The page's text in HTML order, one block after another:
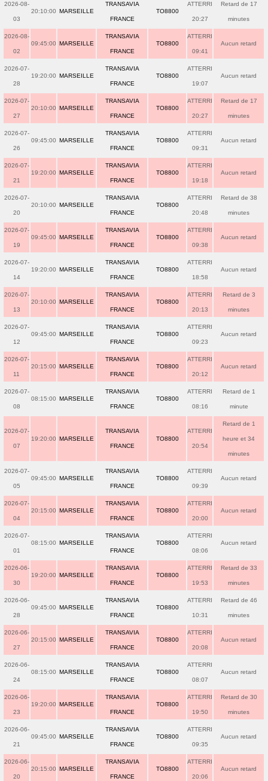
2026-08-
03
20:10:00 MARSEILLE
TRANSAVIA
FRANCE
TO8800
ATTERRI
20:27
Retard de 17
minutes
2026-08-
02
09:45:00 MARSEILLE
TRANSAVIA
FRANCE
TO8800
ATTERRI
09:41
Aucun retard
2026-07-
28
19:20:00 MARSEILLE
TRANSAVIA
FRANCE
TO8800
ATTERRI
19:07
Aucun retard
2026-07-
27
20:10:00 MARSEILLE
TRANSAVIA
FRANCE
TO8800
ATTERRI
20:27
Retard de 17
minutes
2026-07-
26
09:45:00 MARSEILLE
TRANSAVIA
FRANCE
TO8800
ATTERRI
09:31
Aucun retard
2026-07-
21
19:20:00 MARSEILLE
TRANSAVIA
FRANCE
TO8800
ATTERRI
19:18
Aucun retard
2026-07-
20
20:10:00 MARSEILLE
TRANSAVIA
FRANCE
TO8800
ATTERRI
20:48
Retard de 38
minutes
2026-07-
19
09:45:00 MARSEILLE
TRANSAVIA
FRANCE
TO8800
ATTERRI
09:38
Aucun retard
2026-07-
14
19:20:00 MARSEILLE
TRANSAVIA
FRANCE
TO8800
ATTERRI
18:58
Aucun retard
2026-07-
13
20:10:00 MARSEILLE
TRANSAVIA
FRANCE
TO8800
ATTERRI
20:13
Retard de 3
minutes
2026-07-
12
09:45:00 MARSEILLE
TRANSAVIA
FRANCE
TO8800
ATTERRI
09:23
Aucun retard
2026-07-
11
20:15:00 MARSEILLE
TRANSAVIA
FRANCE
TO8800
ATTERRI
20:12
Aucun retard
2026-07-
08
08:15:00 MARSEILLE
TRANSAVIA
FRANCE
TO8800
ATTERRI
08:16
Retard de 1
minute
2026-07-
07
19:20:00 MARSEILLE
TRANSAVIA
FRANCE
TO8800
ATTERRI
20:54
Retard de 1
heure et 34
minutes
2026-07-
05
09:45:00 MARSEILLE
TRANSAVIA
FRANCE
TO8800
ATTERRI
09:39
Aucun retard
2026-07-
04
20:15:00 MARSEILLE
TRANSAVIA
FRANCE
TO8800
ATTERRI
20:00
Aucun retard
2026-07-
01
08:15:00 MARSEILLE
TRANSAVIA
FRANCE
TO8800
ATTERRI
08:06
Aucun retard
2026-06-
30
19:20:00 MARSEILLE
TRANSAVIA
FRANCE
TO8800
ATTERRI
19:53
Retard de 33
minutes
2026-06-
28
09:45:00 MARSEILLE
TRANSAVIA
FRANCE
TO8800
ATTERRI
10:31
Retard de 46
minutes
2026-06-
27
20:15:00 MARSEILLE
TRANSAVIA
FRANCE
TO8800
ATTERRI
20:08
Aucun retard
2026-06-
24
08:15:00 MARSEILLE
TRANSAVIA
FRANCE
TO8800
ATTERRI
08:07
Aucun retard
2026-06-
23
19:20:00 MARSEILLE
TRANSAVIA
FRANCE
TO8800
ATTERRI
19:50
Retard de 30
minutes
2026-06-
21
09:45:00 MARSEILLE
TRANSAVIA
FRANCE
TO8800
ATTERRI
09:35
Aucun retard
2026-06-
20
20:15:00 MARSEILLE
TRANSAVIA
FRANCE
TO8800
ATTERRI
20:06
Aucun retard